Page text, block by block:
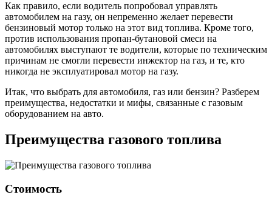
Как правило, если водитель попробовал управлять
автомобилем на газу, он непременно желает перевести
бензиновый мотор только на этот вид топлива. Кроме того,
против использования пропан-бутановой смеси на
автомобилях выступают те водители, которые по техническим
причинам не смогли перевести инжектор на газ, и те, кто
никогда не эксплуатировал мотор на газу.
Итак, что выбрать для автомобиля, газ или бензин? Разберем
преимущества, недостатки и мифы, связанные с газовым
оборудованием на авто.
Преимущества газового топлива
Стоимость